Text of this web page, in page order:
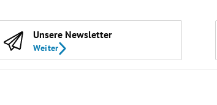
Unsere Newsletter
Weiter